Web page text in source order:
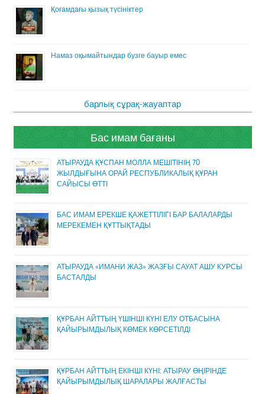
Қоғамдағы қызық түсініктер
Намаз оқымайтындар бузге бауыр емес
барлық сұрақ-жауаптар
Бас имам бағаны
АТЫРАУДА ҚҰСПАН МОЛЛА МЕШІТІНІҢ 70
ЖЫЛДЫҒЫНА ОРАЙ РЕСПУБЛИКАЛЫҚ ҚҰРАН
САЙЫСЫ ӨТТІ
БАС ИМАМ ЕРЕКШЕ ҚАЖЕТТІЛІГІ БАР БАЛАЛАРДЫ
МЕРЕКЕМЕН ҚҰТТЫҚТАДЫ
АТЫРАУДА «ИМАНИ ЖАЗ» ЖАЗҒЫ САУАТ АШУ КУРСЫ
БАСТАЛДЫ
ҚҰРБАН АЙТТЫҢ ҮШІНШІ КҮНІ ЕЛУ ОТБАСЫНА
ҚАЙЫРЫМДЫЛЫҚ КӨМЕК КӨРСЕТІЛДІ
ҚҰРБАН АЙТТЫҢ ЕКІНШІ КҮНІ: АТЫРАУ ӨҢІРІНДЕ
ҚАЙЫРЫМДЫЛЫҚ ШАРАЛАРЫ ЖАЛҒАСТЫ